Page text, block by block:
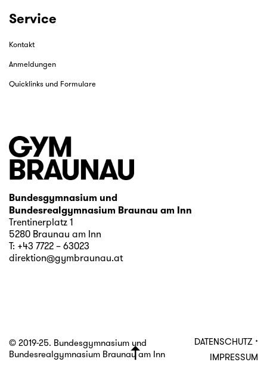
Service
Kontakt
Anmeldungen
Quicklinks und Formulare
Bundesgymnasium und
Bundesrealgymnasium Braunau am Inn
Trentinerplatz 1
5280 Braunau am Inn
T: +43 7722 – 63023
direktion@gymbraunau.at
DATENSCHUTZ·
IMPRESSUM
© 2019-25. Bundesgymnasium und
Bundesrealgymnasium Braunau am Inn